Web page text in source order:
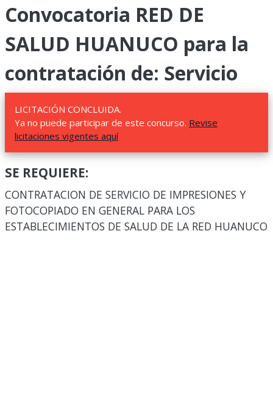
Convocatoria RED DE
SALUD HUANUCO para la
contratación de: Servicio
LICITACIÓN CONCLUIDA.
Ya no puede participar de este concurso. Revise
licitaciones vigentes aquí
SE REQUIERE:
CONTRATACION DE SERVICIO DE IMPRESIONES Y
FOTOCOPIADO EN GENERAL PARA LOS
ESTABLECIMIENTOS DE SALUD DE LA RED HUANUCO